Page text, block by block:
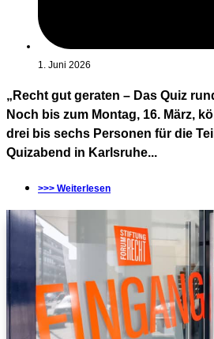
1. Juni 2026
„Recht gut geraten – Das Quiz
Noch bis zum Montag, 16. März,
drei bis sechs Personen für die
Quizabend in Karlsruhe...
>>> Weiterlesen